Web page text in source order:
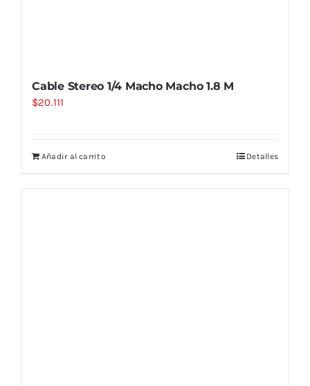
Cable Stereo 1/4 Macho Macho 1.8 M
$20.111
Añadir al carrito Detalles